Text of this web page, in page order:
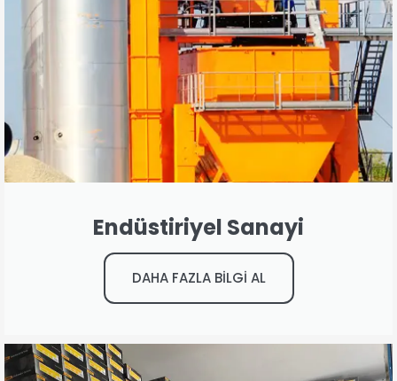
Endüstiriyel Sanayi
DAHA FAZLA BİLGİ AL